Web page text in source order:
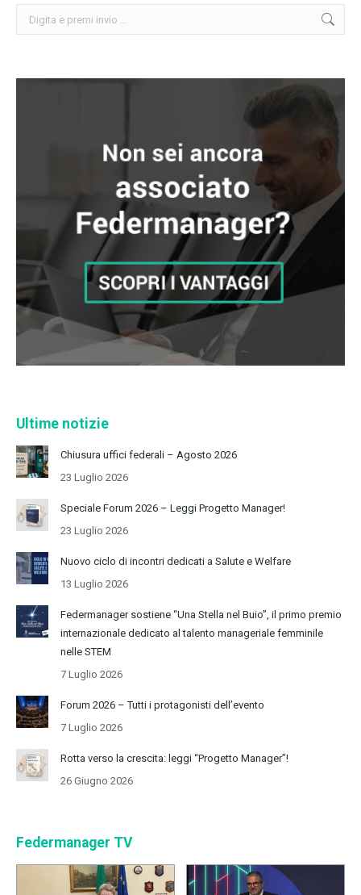
Cerca:
Ultime notizie
Chiusura uffici federali – Agosto 2026
23 Luglio 2026
Speciale Forum 2026 – Leggi Progetto Manager!
23 Luglio 2026
Nuovo ciclo di incontri dedicati a Salute e Welfare
13 Luglio 2026
Federmanager sostiene “Una Stella nel Buio”, il primo premio
internazionale dedicato al talento manageriale femminile
nelle STEM
7 Luglio 2026
Forum 2026 – Tutti i protagonisti dell’evento
7 Luglio 2026
Rotta verso la crescita: leggi “Progetto Manager”!
26 Giugno 2026
Federmanager TV